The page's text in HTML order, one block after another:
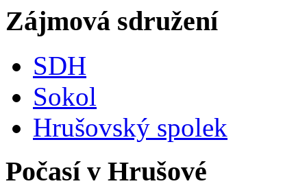
Zájmová sdružení
SDH
Sokol
Hrušovský spolek
Počasí v Hrušové